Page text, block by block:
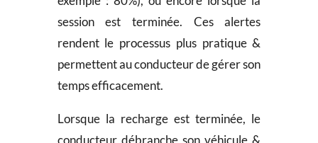
session est terminée. Ces alertes
rendent le processus plus pratique &
permettent au conducteur de gérer son
temps efficacement.
Lorsque la recharge est terminée, le
conducteur débranche son véhicule &